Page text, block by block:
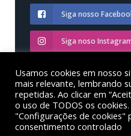
Siga nosso
Siga noso
Siga nosso YouTube
© Sinditest – Sindicato
Usamos cookies em nosso
mais relevante, lembrando
repetidas. Ao clicar em
o uso de TODOS os
"Configurações de cookies"
consentimento controlado